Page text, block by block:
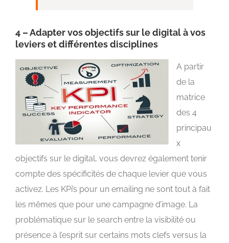
4 – Adapter vos objectifs sur le digital à vos
leviers et différentes disciplines
A partir
de la
matrice
des 4
principau
x
objectifs sur le digital, vous devrez également tenir
compte des spécificités de chaque levier que vous
activez. Les KPi’s pour un emailing ne sont tout à fait
les mêmes que pour une campagne d’image. La
problématique sur le search entre la visibilité ou
présence à l’esprit sur certains mots clefs versus la